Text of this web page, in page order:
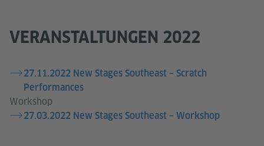
VERANSTALTUNGEN 2022
27.11.2022 New Stages Southeast – Scratch
Performances
Workshop
27.03.2022 New Stages Southeast – Workshop